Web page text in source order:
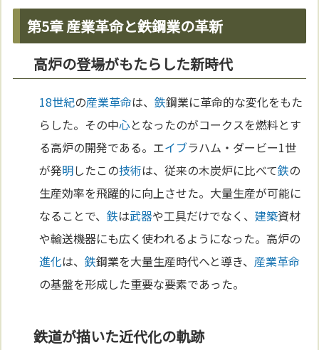
第5章 産業革命と鉄鋼業の革新
高炉の登場がもたらした新時代
18世紀の産業革命は、鉄鋼業に革命的な変化をもた
らした。その中心となったのがコークスを燃料とす
る高炉の開発である。エイブラハム・ダービー1世
が発明したこの技術は、従来の木炭炉に比べて鉄の
生産効率を飛躍的に向上させた。大量生産が可能に
なることで、鉄は武器や工具だけでなく、建築資材
や輸送機器にも広く使われるようになった。高炉の
進化は、鉄鋼業を大量生産時代へと導き、産業革命
の基盤を形成した重要な要素であった。
鉄道が描いた近代化の軌跡